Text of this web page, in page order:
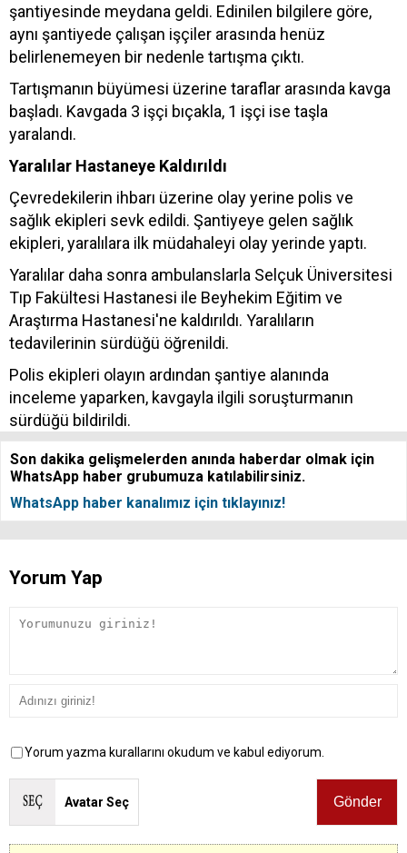
şantiyesinde meydana geldi. Edinilen bilgilere göre,
aynı şantiyede çalışan işçiler arasında henüz
belirlenemeyen bir nedenle tartışma çıktı.
Tartışmanın büyümesi üzerine taraflar arasında kavga
başladı. Kavgada 3 işçi bıçakla, 1 işçi ise taşla
yaralandı.
Yaralılar Hastaneye Kaldırıldı
Çevredekilerin ihbarı üzerine olay yerine polis ve
sağlık ekipleri sevk edildi. Şantiyeye gelen sağlık
ekipleri, yaralılara ilk müdahaleyi olay yerinde yaptı.
Yaralılar daha sonra ambulanslarla Selçuk Üniversitesi
Tıp Fakültesi Hastanesi ile Beyhekim Eğitim ve
Araştırma Hastanesi'ne kaldırıldı. Yaralıların
tedavilerinin sürdüğü öğrenildi.
Polis ekipleri olayın ardından şantiye alanında
inceleme yaparken, kavgayla ilgili soruşturmanın
sürdüğü bildirildi.
Son dakika gelişmelerden anında haberdar olmak için
WhatsApp haber grubumuza katılabilirsiniz.
WhatsApp haber kanalımız için tıklayınız!
Yorum Yap
Yorum yazma kurallarını okudum ve kabul ediyorum.
Avatar Seç